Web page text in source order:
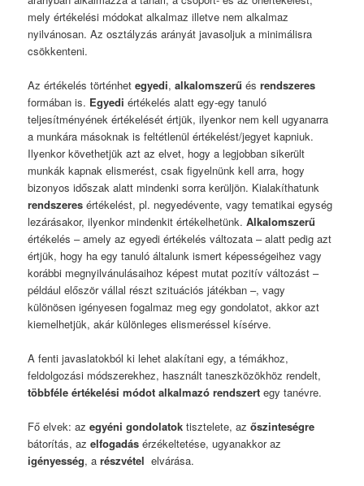
mely értékelési módokat alkalmaz illetve nem alkalmaz
nyilvánosan. Az osztályzás arányát javasoljuk a minimálisra
csökkenteni.
Az értékelés történhetegyedi,alkalomszerű ésrendszeres
formában is. Egyedi értékelés alatt egy-egy tanuló
teljesítményének értékelését értjük, ilyenkor nem kell ugyanarra
a munkára másoknak is feltétlenül értékelést/jegyet kapniuk.
Ilyenkor követhetjük azt az elvet, hogy a legjobban sikerült
munkák kapnak elismerést, csak figyelnünk kell arra, hogy
bizonyos időszak alatt mindenki sorra kerüljön. Kialakíthatunk
rendszeres értékelést, pl. negyedévente, vagy tematikai egység
lezárásakor, ilyenkor mindenkit értékelhetünk.Alkalomszerű
értékelés – amely az egyedi értékelés változata – alatt pedig azt
értjük, hogy ha egy tanuló általunk ismert képességeihez vagy
korábbi megnyilvánulásaihoz képest mutat pozitív változást –
például először vállal részt szituációs játékban –, vagy
különösen igényesen fogalmaz meg egy gondolatot, akkor azt
kiemelhetjük, akár különleges elismeréssel kísérve.
A fenti javaslatokból ki lehet alakítani egy, a témákhoz,
feldolgozási módszerekhez, használt taneszközökhöz rendelt,
többféle értékelési módot alkalmazó rendszert egy tanévre.
Fő elvek: azegyéni gondolatoktisztelete, azőszinteségre
bátorítás, azelfogadás érzékeltetése, ugyanakkor az
igényesség, arészvétel elvárása.